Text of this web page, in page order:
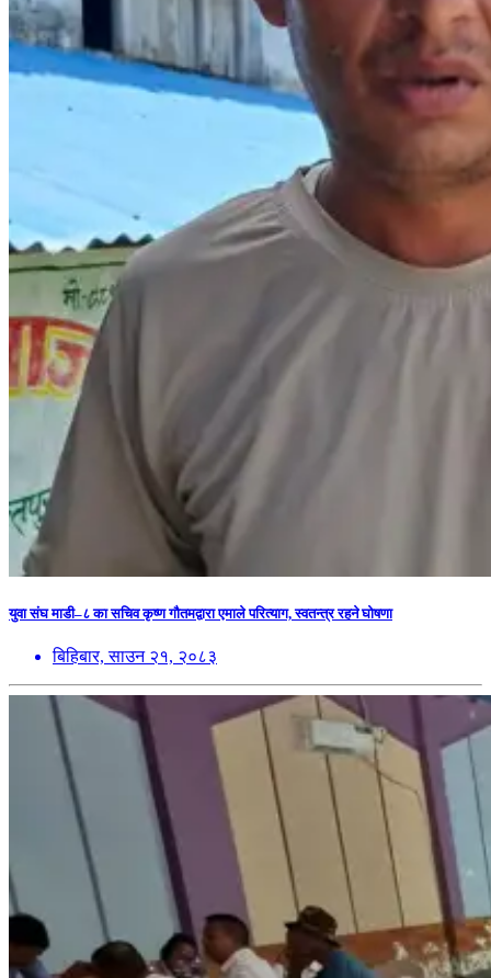
युवा संघ माडी–८ का सचिव कृष्ण गौतमद्वारा एमाले परित्याग, स्वतन्त्र रहने घोषणा
बिहिबार, साउन २१, २०८३